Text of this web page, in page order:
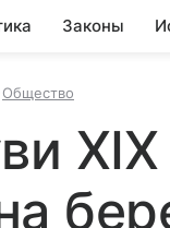
Законы
Общество
XIX